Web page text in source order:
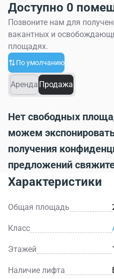
Доступно 0
Позвоните нам для
вакантных и
площадях.
По умолчанию
Аренда Продажа
Нет свободных
можем
получения
предложений
Характеристики
Общая площадь
Класс
Этажей
Наличие лифта